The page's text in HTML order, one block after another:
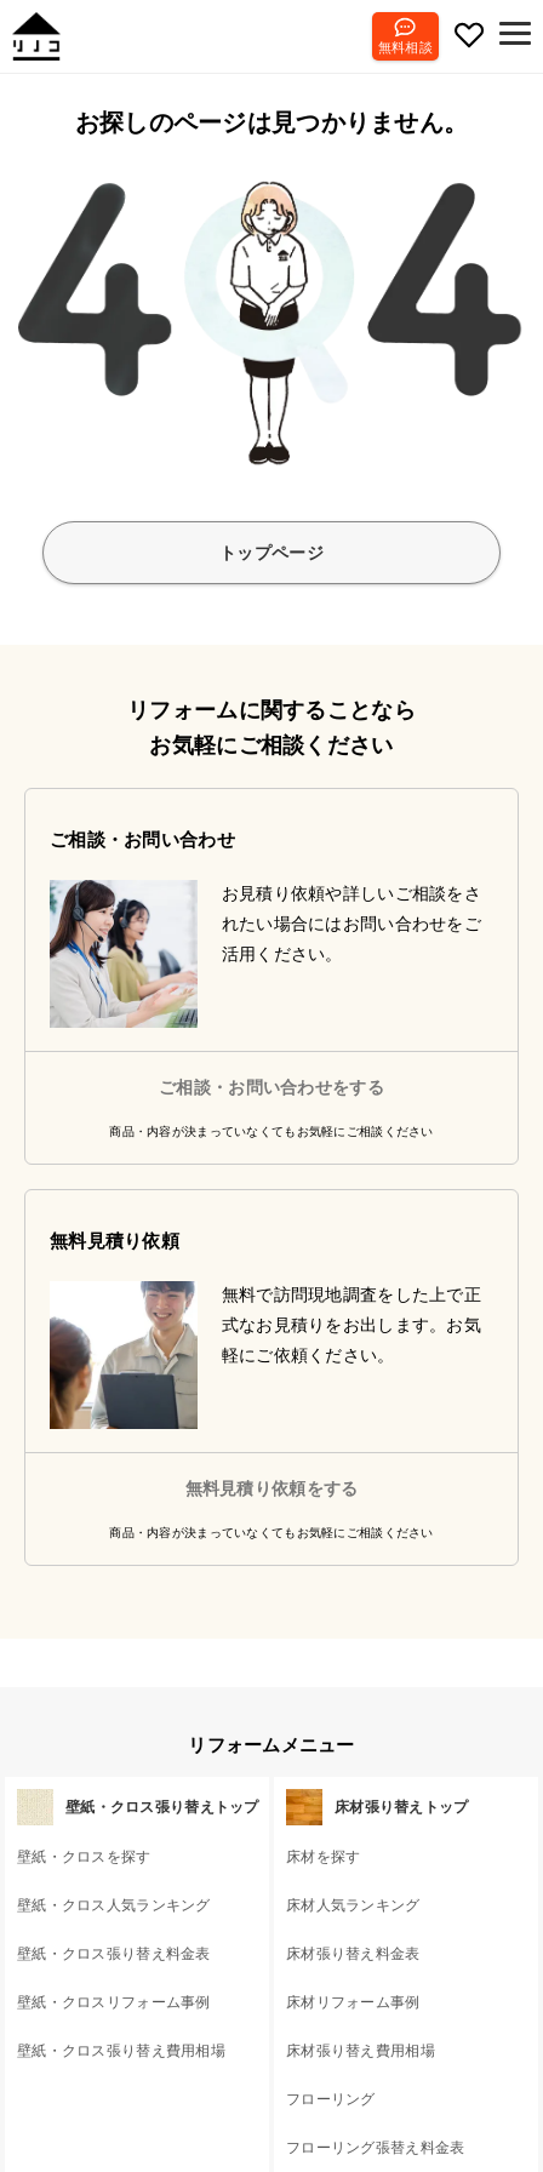
無料相談
お探しのページは見つかりません。
トップページ
リフォームに関することなら
お気軽にご相談ください
ご相談・お問い合わせ
お見積り依頼や詳しいご相談をさ
れたい場合にはお問い合わせをご
活用ください。
ご相談・お問い合わせをする
商品・内容が決まっていなくてもお気軽にご相談ください
無料見積り依頼
無料で訪問現地調査をした上で正
式なお見積りをお出します。お気
軽にご依頼ください。
無料見積り依頼をする
商品・内容が決まっていなくてもお気軽にご相談ください
リフォームメニュー
壁紙・クロス張り替えトップ
壁紙・クロスを探す
壁紙・クロス人気ランキング
壁紙・クロス張り替え料金表
壁紙・クロスリフォーム事例
壁紙・クロス張り替え費用相場
床材張り替えトップ
床材を探す
床材人気ランキング
床材張り替え料金表
床材リフォーム事例
床材張り替え費用相場
フローリング
フローリング張替え料金表